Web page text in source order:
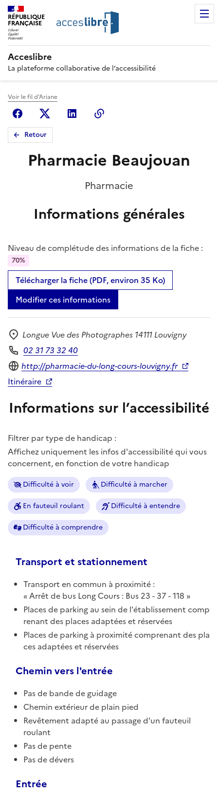
RÉPUBLIQUE
FRANÇAISE
Acceslibre
La plateforme collaborative de l’accessibilité
Voir le fil d'Ariane
FacebookX (anciennement Twitter)
Linkedin
Retour
Pharmacie Beaujouan
Pharmacie
Informations générales
Niveau de complétude des informations de la fiche :
70%
Télécharger la fiche (PDF, environ 35 Ko)
Modifier ces informations
Adresse
Longue Vue des Photographes 14111 Louvigny
Téléphone
02 31 73 32 40
Site internet
http://pharmacie-du-long-cours-louvigny.fr
Itinéraire
Informations sur l’accessibilité
Filtrer par type de handicap :
Affichez uniquement les infos d'accessibilité qui vous
concernent, en fonction de votre handicap
Difficulté à voir Difficulté à marcher
En fauteuil roulant Difficulté à entendre
Difficulté à comprendre
Transport et stationnement
Transport en commun à proximité :
Arrêt de bus Long Cours : Bus 23 - 37 - 118
Places de parking au sein de l'établissement comp
renant des places adaptées et réservées
Places de parking à proximité comprenant des pla
ces adaptées et réservées
Chemin vers l'entrée
Pas de bande de guidage
Chemin extérieur de plain pied
Revêtement adapté au passage d’un fauteuil
roulant
Pas de pente
Pas de dévers
Entrée